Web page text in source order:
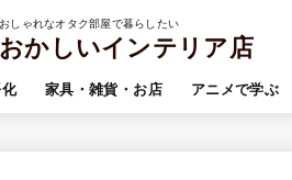
おしゃれなオタク部屋で暮らしたい
かしいインテリア店
家具・雑貨・お店 アニメで学ぶ